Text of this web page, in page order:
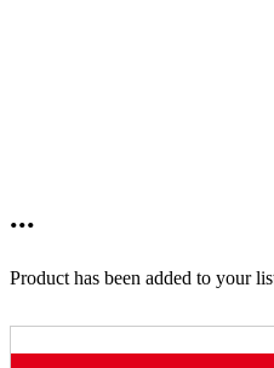
...
Product has been added to your